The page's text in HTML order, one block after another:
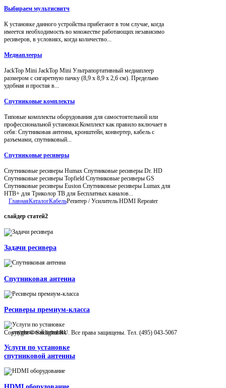
Выбираем мультисвитч
К установке данного устройства прибегают в том случае, когда
имеется необходимость во множестве работающих независимо
ресиверов, в условиях, когда количество...
Медиаплееры
JackTop Mini JackTop Mini Ультрапортативный медиаплеер
размером с сигаретную пачку (8,9 x 8,9 x 2,6 см). Предельно
удобная и простая в...
Спутниковые комплекты
Типовые комплекты оборудования для самостоятельной или
профессиональной установки.Комплект как правило включает в
себя: Спутниковая антенна, кронштейн, конвертер, кабель с
разъемами, спутниковый...
Спутниковые ресиверы
Спутниковые ресиверы Humax Спутниковые ресиверы Dr. HD
Спутниковые ресиверы Topfield Спутниковые ресиверы GS
Спутниковые ресиверы Euston Спутниковые ресиверы Lumax для
НТВ+ для Триколор ТВ для Бесплатных каналов...
ГлавнаяКаталогКабельРепитер / Усилитель HDMI Repeater
слайдер статей2
Задачи ресивера
Спутниковая антенна
Ресиверы премиум-класса
Услуги по установке
спутниковой антенны
HDMI оборудование
Copyright © Satdigital.RU. Все права защищены. Тел. (495) 043-5067